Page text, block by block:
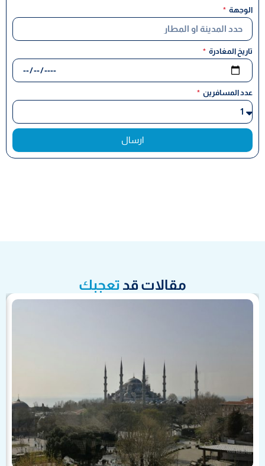
الوجهة
تاريخ المغادرة
عدد المسافرين
ارسال
مقالات قد تعجبك